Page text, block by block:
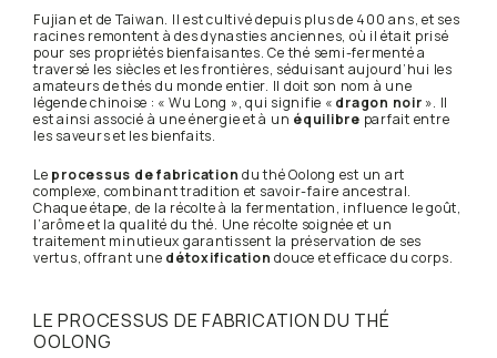
Fujian et de Taiwan. Il est cultivé depuis plus de 400 ans, et ses
racines remontent à des dynasties anciennes, où il était prisé
pour ses propriétés bienfaisantes. Ce thé semi-fermenté a
traversé les siècles et les frontières, séduisant aujourd’hui les
amateurs de thés du monde entier. Il doit son nom à une
légende chinoise : « Wu Long », qui signifie « dragon noir ». Il
est ainsi associé à une énergie et à un équilibre parfait entre
les saveurs et les bienfaits.
Le processus de fabrication du thé Oolong est un art
complexe, combinant tradition et savoir-faire ancestral.
Chaque étape, de la récolte à la fermentation, influence le goût,
l’arôme et la qualité du thé. Une récolte soignée et un
traitement minutieux garantissent la préservation de ses
vertus, offrant une détoxification douce et efficace du corps.
LE PROCESSUS DE FABRICATION DU THÉ
OOLONG